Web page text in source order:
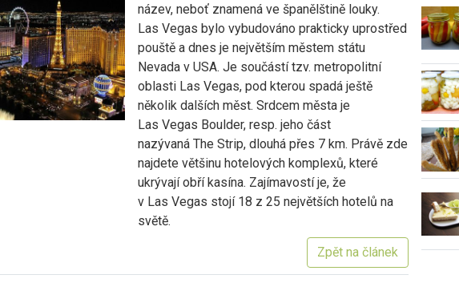
název, neboť znamená ve španělštině louky.
Las Vegas bylo vybudováno prakticky uprostřed
pouště a dnes je největším městem státu
Nevada v USA. Je součástí tzv. metropolitní
oblasti Las Vegas, pod kterou spadá ještě
několik dalších měst. Srdcem města je
Las Vegas Boulder, resp. jeho část
nazývaná The Strip, dlouhá přes 7 km. Právě zde
najdete většinu hotelových komplexů, které
ukrývají obří kasína. Zajímavostí je, že
v Las Vegas stojí 18 z 25 největších hotelů na
světě.
Zpět na článek